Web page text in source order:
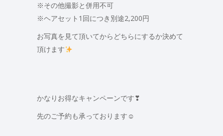
※その他撮影と併用不可
※ヘアセット1回につき別途2,200円
お写真を見て頂いてからどちらにするか決めて
頂けます
かなりお得なキャンペーンです❣
先のご予約も承っております☺